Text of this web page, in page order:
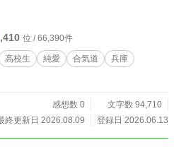
めた・・・。
位 / 66,390件
高校生 純愛 合気道
兵庫
感想数 0
文字数 94,710
終更新日 2026.08.09
登録日 2026.06.13